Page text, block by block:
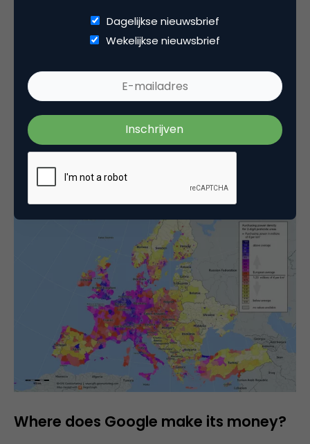
GfK Purchasing Power Density
Where does Google make its money?
Dagelijkse nieuwsbrief
Wekelijkse nieuwsbrief